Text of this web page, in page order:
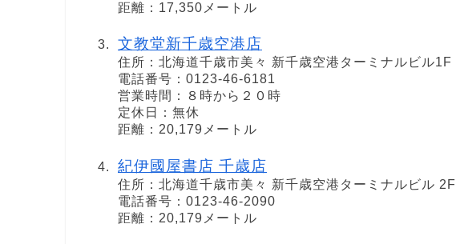
距離：17,350メートル
文教堂新千歳空港店
住所：北海道千歳市美々 新千歳空港ターミナルビル1F
電話番号：0123-46-6181
営業時間：８時から２０時
定休日：無休
距離：20,179メートル
紀伊國屋書店 千歳店
住所：北海道千歳市美々 新千歳空港ターミナルビル 2F
電話番号：0123-46-2090
距離：20,179メートル